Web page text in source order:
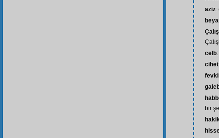
aziz:
celb
cihet
bir